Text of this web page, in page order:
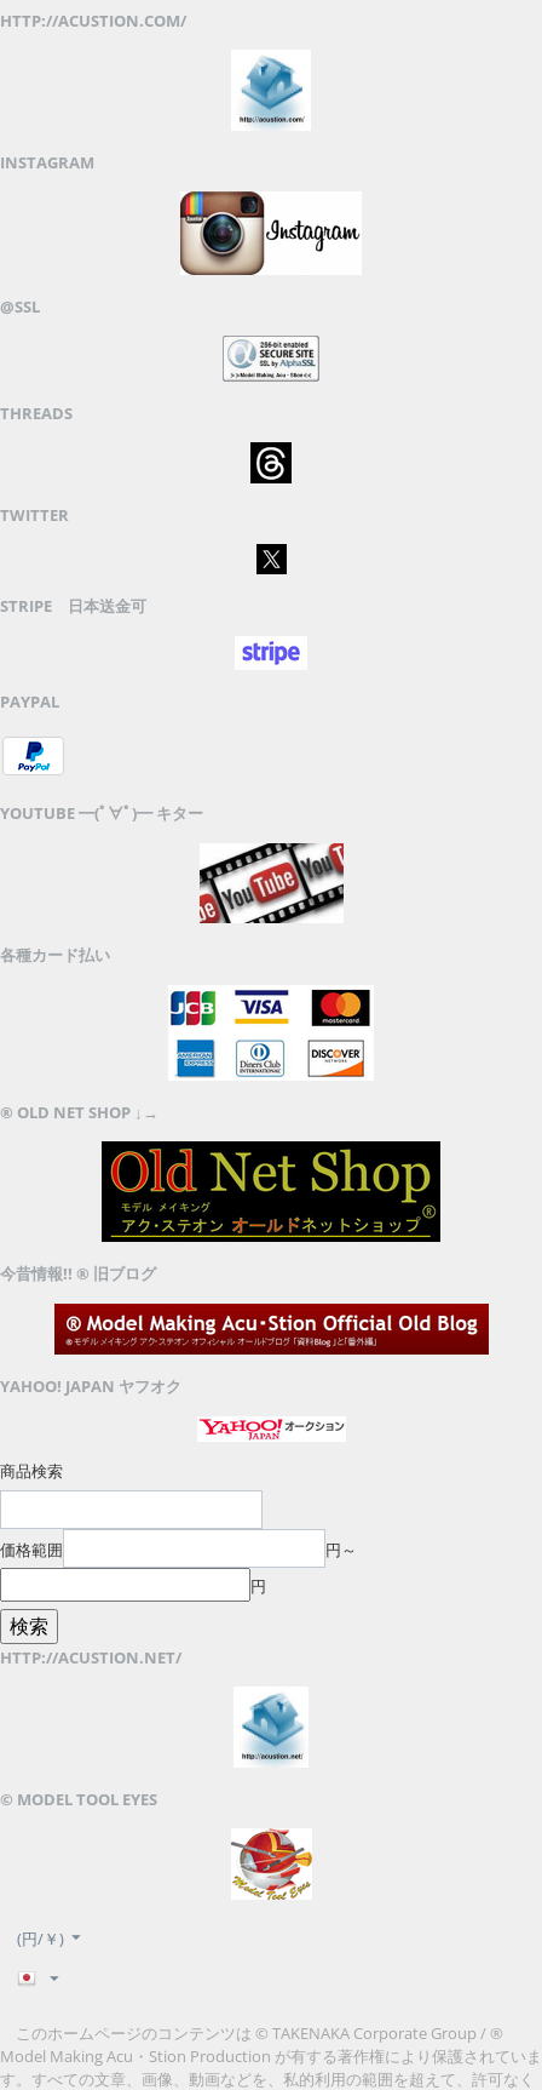
HTTP://ACUSTION.COM/
INSTAGRAM
@SSL
THREADS
TWITTER
STRIPE 日本送金可
PAYPAL
YOUTUBE ━(ﾟ∀ﾟ)━ キター
各種カード払い
® OLD NET SHOP ↓→
今昔情報!! ® 旧ブログ
YAHOO! JAPAN ヤフオク
商品検索
価格範囲
円～
円
HTTP://ACUSTION.NET/
© MODEL TOOL EYES
(円/￥)
このホームページのコンテンツは © TAKENAKA Corporate Group / ®
Model Making Acu・Stion Production が有する著作権により保護されていま
す。すべての文章、画像、動画などを、私的利用の範囲を超えて、許可なく